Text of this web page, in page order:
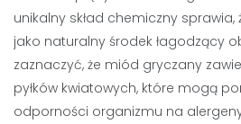
unikalny skład chemiczny
jako naturalny środek łagodzący
zaznaczyć, że miód gryczany
pyłków kwiatowych, które mogą
odporności organizmu na